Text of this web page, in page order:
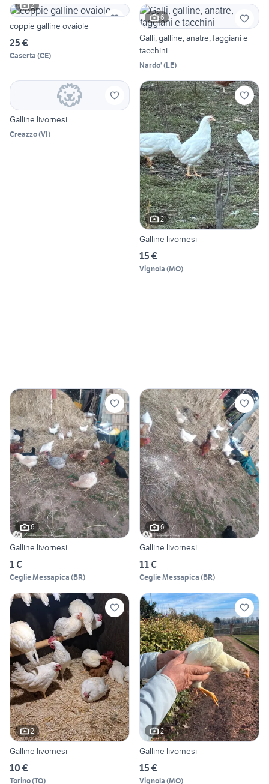
2
coppie galline ovaiole
25 €
Caserta (CE)
6
Galli, galline, anatre, faggiani e
tacchini
Nardo' (LE)
Galline livornesi
Creazzo(VI)
2
Galline livornesi
15 €
Vignola (MO)
6
Galline livornesi
1 €
Ceglie Messapica (BR)
6
Galline livornesi
11 €
Ceglie Messapica (BR)
2
Galline livornesi
10 €
Torino(TO)
2
Galline livornesi
15 €
Vignola (MO)